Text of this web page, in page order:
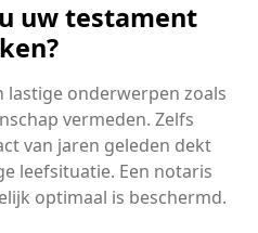
uw testament
lastige onderwerpen zoals
vermeden. Zelfs
van jaren geleden dekt
leefsituatie. Een notaris
optimaal is beschermd.